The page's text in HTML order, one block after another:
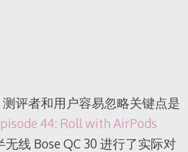
评者和用户容易忽略关键点是
44: Roll with AirPods
线 Bose QC 30 进行了实际对